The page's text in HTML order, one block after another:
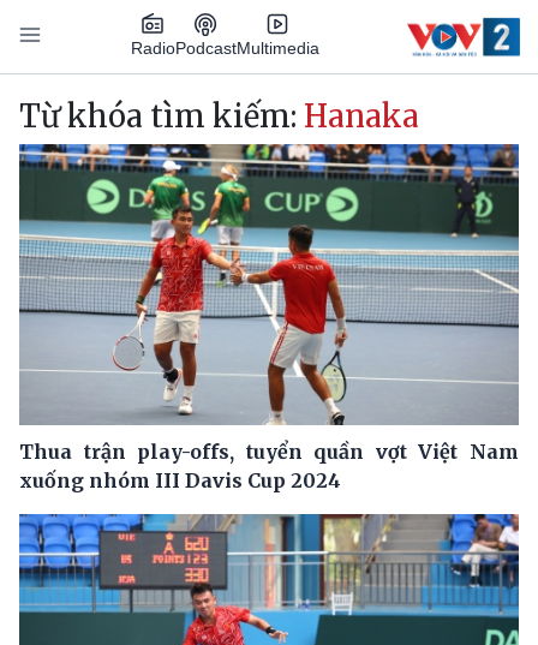
Nhảy đến nội dung
RadioPodcastMultimedia
Main navigation
Từ khóa tìm kiếm: Hanaka
Thua trận play-offs, tuyển quần vợt Việt Nam
xuống nhóm III Davis Cup 2024